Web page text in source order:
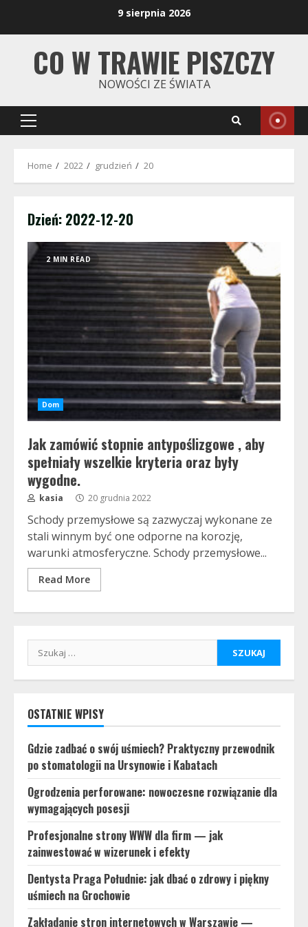
9 sierpnia 2026
CO W TRAWIE PISZCZY
NOWOŚCI ZE ŚWIATA
Primary
Home 2022 grudzień 20
Dzień: 2022-12-20
2 MIN READ
Dom
Jak zamówić stopnie antypoślizgowe , aby
spełniały wszelkie kryteria oraz były
wygodne.
kasia 20 grudnia 2022
Schody przemysłowe są zazwyczaj wykonane ze
stali winnym być one odporne na korozję,
warunki atmosferyczne. Schody przemysłowe...
Read More
Szukaj:
OSTATNIE WPISY
Gdzie zadbać o swój uśmiech? Praktyczny przewodnik
po stomatologii na Ursynowie i Kabatach
Ogrodzenia perforowane: nowoczesne rozwiązanie dla
wymagających posesji
Profesjonalne strony WWW dla firm — jak
zainwestować w wizerunek i efekty
Dentysta Praga Południe: jak dbać o zdrowy i piękny
uśmiech na Grochowie
Zakładanie stron internetowych w Warszawie —